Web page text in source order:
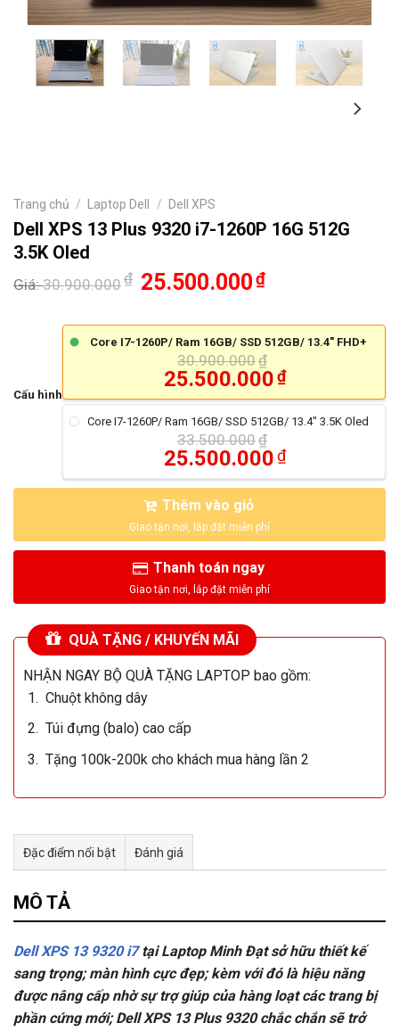
Trang chủ / Laptop Dell / Dell XPS
Dell XPS 13 Plus 9320 i7-1260P 16G 512G
3.5K Oled
Giá:30.900.000₫ 25.500.000₫
Cấu hình
Core I7-1260P/ Ram 16GB/ SSD 512GB/ 13.4" FHD+
30.900.000₫
25.500.000₫
Core I7-1260P/ Ram 16GB/ SSD 512GB/ 13.4" 3.5K Oled
33.500.000₫
25.500.000₫
Thêm vào giỏ
Thanh toán ngay
QUÀ TẶNG / KHUYẾN MÃI
NHẬN NGAY BỘ QUÀ TẶNG LAPTOP bao gồm:
Chuột không dây
Túi đựng (balo) cao cấp
Tặng 100k-200k cho khách mua hàng lần 2
Đặc điểm nổi bật Đánh giá
Tư vấn & bán hàng qua Facebook
MÔ TẢ
Dell XPS 13 9320 i7tại Laptop Minh Đạt sở hữu thiết kế
sang trọng; màn hình cực đẹp; kèm với đó là hiệu năng
được nâng cấp nhờ sự trợ giúp của hàng loạt các trang bị
phần cứng mới; Dell XPS 13 Plus 9320 chắc chắn sẽ trở